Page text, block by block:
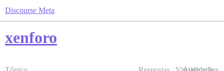
Discourse Meta
xenforo